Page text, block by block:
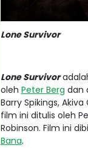
Lone Survivor
Lone Survivor
oleh Peter Berg dan
Barry Spikings,
film ini ditulis oleh
Robinson. Film ini
Bana.